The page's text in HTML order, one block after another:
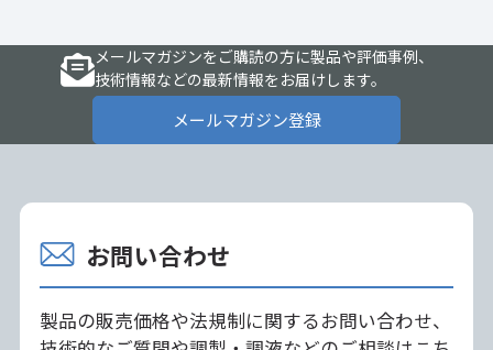
メールマガジンをご購読の方に製品や評価事例、
技術情報などの最新情報をお届けします。
メールマガジン登録
お問い合わせ
製品の販売価格や法規制に関するお問い合わせ、